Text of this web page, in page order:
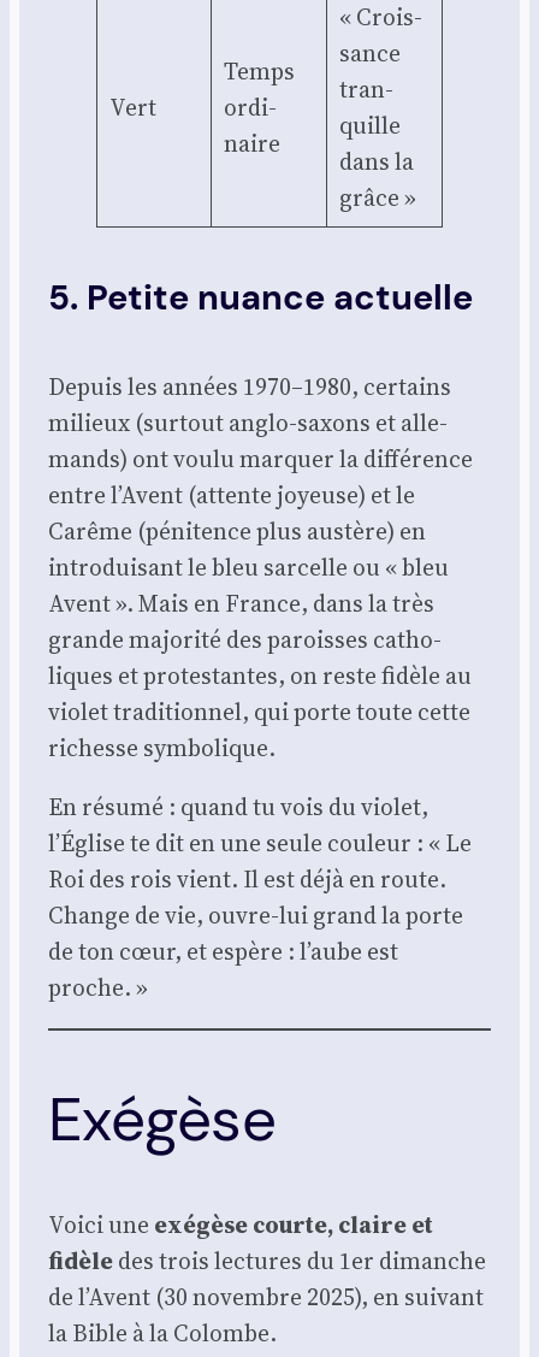
Vert
Temps
ordi­
naire
« Crois­
sance
tran­
quille
dans la
grâce »
5. Petite nuance actuelle
Depuis les années 1970–1980, cer­tains
milieux (sur­tout anglo-saxons et alle­
mands) ont vou­lu mar­quer la dif­fé­rence
entre l’Avent (attente joyeuse) et le
Carême (péni­tence plus aus­tère) en
intro­dui­sant le bleu sar­celle ou « bleu
Avent ». Mais en France, dans la très
grande majo­ri­té des paroisses catho­
liques et pro­tes­tantes, on reste fidèle au
vio­let tra­di­tion­nel, qui porte toute cette
richesse sym­bo­lique.
En résu­mé : quand tu vois du vio­let,
l’Église te dit en une seule cou­leur : « Le
Roi des rois vient. Il est déjà en route.
Change de vie, ouvre-lui grand la porte
de ton cœur, et espère : l’aube est
proche. »
Exégèse
Voi­ci une exé­gèse courte, claire et
fidèledes trois lec­tures du 1er dimanche
de l’Avent (30 novembre 2025), en sui­vant
la Bible à la Colombe.